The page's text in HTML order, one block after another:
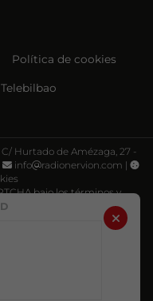
Política de cookies
Telebilbao
C/ Hurtado de Amézaga, 27 -
info
radionervion.com |
bajo los términos y
Términos de servicio